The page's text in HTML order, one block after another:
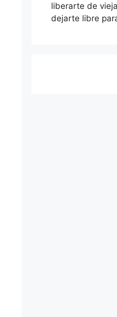
liberarte de
dejarte libre